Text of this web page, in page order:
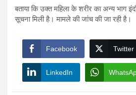
बताया कि उक्त महिला के शरीर का अन्य भाग
सूचना मिली है। मामले की जांच की जा रही है।
Facebook Twitter
LinkedIn